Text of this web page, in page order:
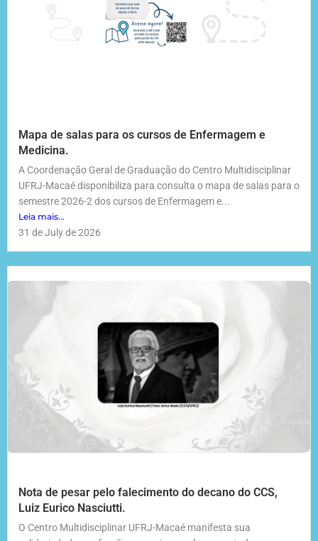
Mapa de salas para os cursos de Enfermagem e
Medicina.
A Coordenação Geral de Graduação do Centro Multidisciplinar
UFRJ-Macaé disponibiliza para consulta o mapa de salas para o
semestre 2026-2 dos cursos de Enfermagem e...
Leia mais...
31 de July de 2026
Nota de pesar pelo falecimento do decano do CCS,
Luiz Eurico Nasciutti.
O Centro Multidisciplinar UFRJ-Macaé manifesta sua